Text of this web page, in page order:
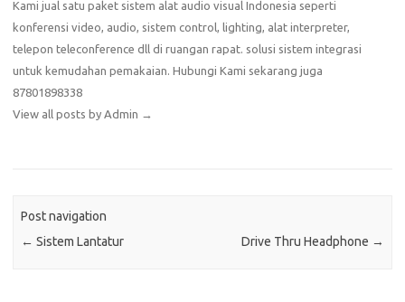
Kami jual satu paket sistem alat audio visual Indonesia seperti
konferensi video, audio, sistem control, lighting, alat interpreter,
telepon teleconference dll di ruangan rapat. solusi sistem integrasi
untuk kemudahan pemakaian. Hubungi Kami sekarang juga
87801898338
View all posts by Admin →
Post navigation
← Sistem Lantatur Drive Thru Headphone →